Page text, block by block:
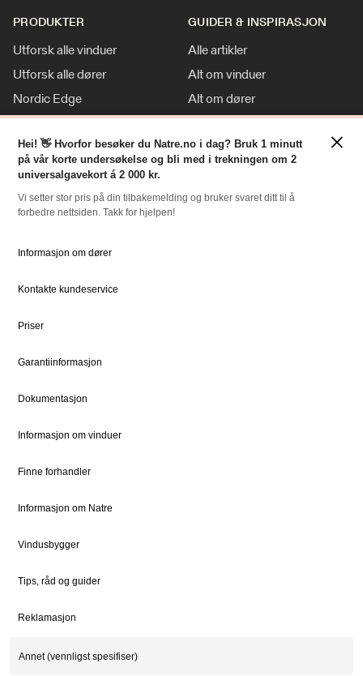
PRODUKTER
Utforsk alle vinduer
Utforsk alle dører
Nordic Edge
Klassisk stil
Tilpasninger
GUIDER & INSPIRASJON
Alle artikler
Alt om vinduer
Alt om dører
Inspirasjon
Nyheter
RESSURSER
Slik bestiller du
Priser
Dokumentsenter
STØTTE
Kundeservice
Kontakt
Vedlikehold
FOR PROFF
Natre Express
Reklamasjon
© 2026 Natre Vinduer AS. All Rights Reserved. | Part of Dovista Group
Hei! 👋 Hvorfor besøker du Natre.no i dag? Bruk 1 minutt
på vår korte undersøkelse og bli med i trekningen om 2
universalgavekort á 2 000 kr.
Vi setter stor pris på din tilbakemelding og bruker svaret ditt til å
forbedre nettsiden. Takk for hjelpen!
Informasjon om dører
Kontakte kundeservice
Priser
Garantiinformasjon
Dokumentasjon
Informasjon om vinduer
Finne forhandler
Informasjon om Natre
Vindusbygger
Tips, råd og guider
Reklamasjon
×